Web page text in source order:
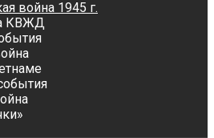
война 1945 г.
КВЖД